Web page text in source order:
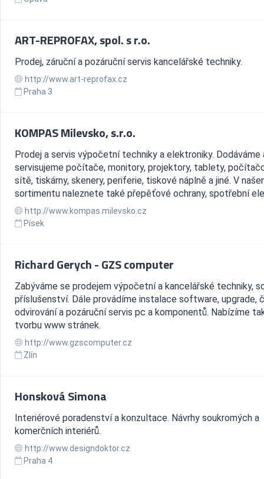
ART-REPROFAX, spol. s r.o.
Prodej, záruční a pozáruční servis kancelářské techniky.
http://www.art-reprofax.cz
Praha 3
KOMPAS Milevsko, s.r.o.
Prodej a servis výpočetní techniky a elektroniky. Dodáváme
servisujeme počítače, monitory, projektory, tablety,
sítě, tiskárny, skenery, periferie, tiskové náplně a jiné. V
sortimentu naleznete také přepěťové ochrany, spotřební
http://www.kompas.milevsko.cz
Písek
Richard Gerych - GZS computer
Zabýváme se prodejem výpočetní a kancelářské techniky,
příslušenství. Dále provádíme instalace software, upgrade,
odvirování a pozáruční servis pc a komponentů. Nabízíme
tvorbu www stránek.
http://www.gzscomputer.cz
Zlín
Honsková Simona
Interiérové poradenství a konzultace. Návrhy soukromých a
komerčních interiérů.
http://www.designdoktor.cz
Praha 4